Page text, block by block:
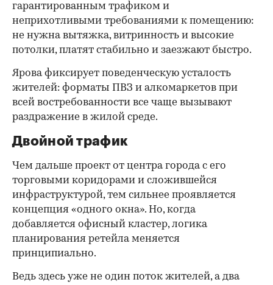
гарантированным трафиком и
неприхотливыми требованиями к помещению:
не нужна вытяжка, витринность и высокие
потолки, платят стабильно и заезжают быстро.
Ярова фиксирует поведенческую усталость
жителей: форматы ПВЗ и алкомаркетов при
всей востребованности все чаще вызывают
раздражение в жилой среде.
Двойной трафик
Чем дальше проект от центра города с его
торговыми коридорами и сложившейся
инфраструктурой, тем сильнее проявляется
концепция «одного окна». Но, когда
добавляется офисный кластер, логика
планирования ретейла меняется
принципиально.
Ведь здесь уже не один поток жителей, а два